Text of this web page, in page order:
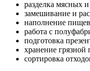
разделка мясных
замешивание и
наполнение
работа с
подготовка
хранение
сортировка